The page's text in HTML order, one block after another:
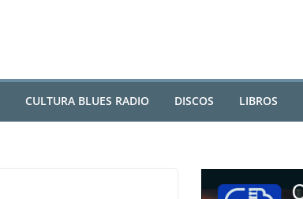
CULTURA BLUES RADIO DISCOS LIBROS